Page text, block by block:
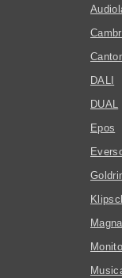
DALI
DUAL
Epos